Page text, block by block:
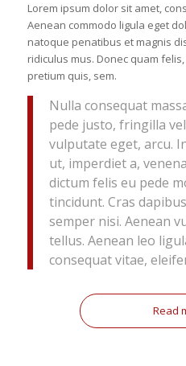
Lorem ipsum dolor sit amet,
Aenean commodo ligula eget
natoque penatibus et magnis
ridiculus mus. Donec quam
pretium quis, sem.
Nulla consequat
pede justo, fringilla
vulputate eget, arcu.
ut, imperdiet a,
dictum felis eu pede
tincidunt. Cras
semper nisi. Aenean
tellus. Aenean leo
consequat vitae,
Read